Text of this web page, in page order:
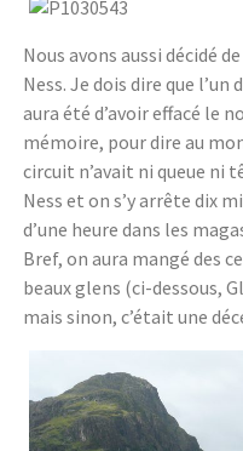
Nous avons aussi décidé
Ness. Je dois dire que
aura été d’avoir effacé le
mémoire, pour dire au
circuit n’avait ni queue ni
Ness et on s’y arrête dix
d’une heure dans les
Bref, on aura mangé des
beaux glens (ci-dessous,
mais sinon, c’était une